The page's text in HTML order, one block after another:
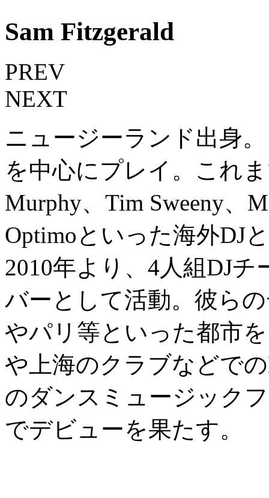
Sam Fitzgerald
PREV
NEXT
ニュージーランド出身
を中心にプレイ。これま
Murphy、Tim Sweeny、
Optimoといった海外DJ
2010年より、4人組DJチ
バーとして活動。彼ら
やパリ等といった都市
や上海のクラブなどで
のダンスミュージック
でデビューを果たす。